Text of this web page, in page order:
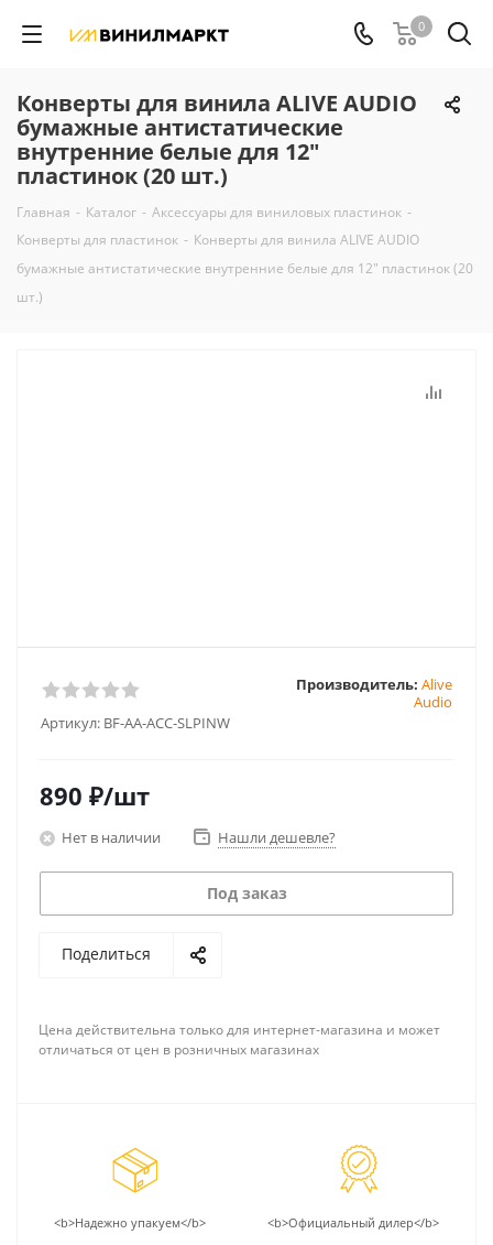
0
Конверты для винила ALIVE AUDIO
бумажные антистатические
внутренние белые для 12"
пластинок (20 шт.)
Главная - Каталог - Аксессуары для виниловых пластинок -
Конверты для пластинок - Конверты для винила ALIVE AUDIO
бумажные антистатические внутренние белые для 12" пластинок (20
шт.)
Артикул: BF-AA-ACC-SLPINW
Производитель: Alive
Audio
890 ₽/шт
Нет в наличии Нашли дешевле?
Под заказ
Поделиться
Цена действительна только для интернет-магазина и может
отличаться от цен в розничных магазинах
<b>Надежно упакуем</b> <b>Официальный дилер</b>